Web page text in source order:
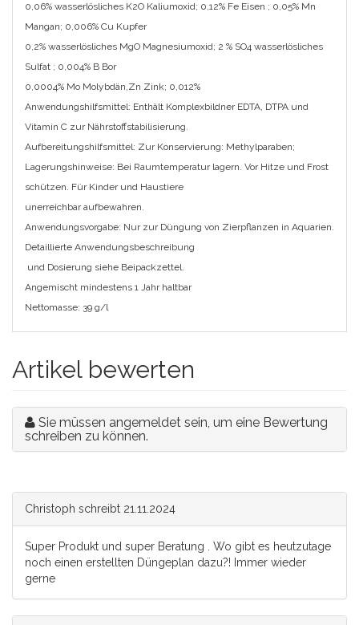
0,06% wasserlösliches K2O Kaliumoxid; 0,12% Fe Eisen ; 0,05% Mn
Mangan; 0,006% Cu Kupfer
0,2% wasserlösliches MgO Magnesiumoxid; 2 % SO4 wasserlösliches
Sulfat ; 0,004% B Bor
0,0004% Mo Molybdän,Zn Zink; 0,012%
Anwendungshilfsmittel: Enthält Komplexbildner EDTA, DTPA und
Vitamin C zur Nährstoffstabilisierung.
Aufbereitungshilfsmittel: Zur Konservierung: Methylparaben;
Lagerungshinweise: Bei Raumtemperatur lagern. Vor Hitze und Frost
schützen. Für Kinder und Haustiere
unerreichbar aufbewahren.
Anwendungsvorgabe: Nur zur Düngung von Zierpflanzen in Aquarien.
Detaillierte Anwendungsbeschreibung
und Dosierung siehe Beipackzettel.
Angemischt mindestens 1 Jahr haltbar
Nettomasse: 39 g/l
Artikel bewerten
Sie müssen angemeldet sein, um eine Bewertung
schreiben zu können.
Christoph schreibt 21.11.2024
Super Produkt und super Beratung . Wo gibt es heutzutage
noch einen erstellten Düngeplan dazu?! Immer wieder
gerne